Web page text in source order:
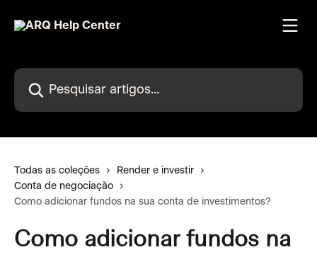
Pesquisar artigos...
Todas as coleções
Render e investir
Conta de negociação
Como adicionar fundos na sua conta de investimentos?
Como adicionar fundos na